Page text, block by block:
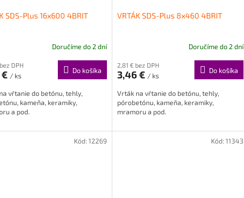
SDS-Plus 16x600 4BRIT
Doručíme do 2 dní
DPH
/ ks
Do košíka
vŕtanie do betónu, tehly,
kameňa, keramiky,
a pod.
VRTÁK SDS-Plus 8x460 4BRIT
Doručíme do 2 dní
2,81 € bez DPH
3,46 € / ks
Do košíka
Vrták na vŕtanie do betónu, tehly,
pórobetónu, kameňa, keramiky,
mramoru a pod.
Kód:12269 Kód:11343